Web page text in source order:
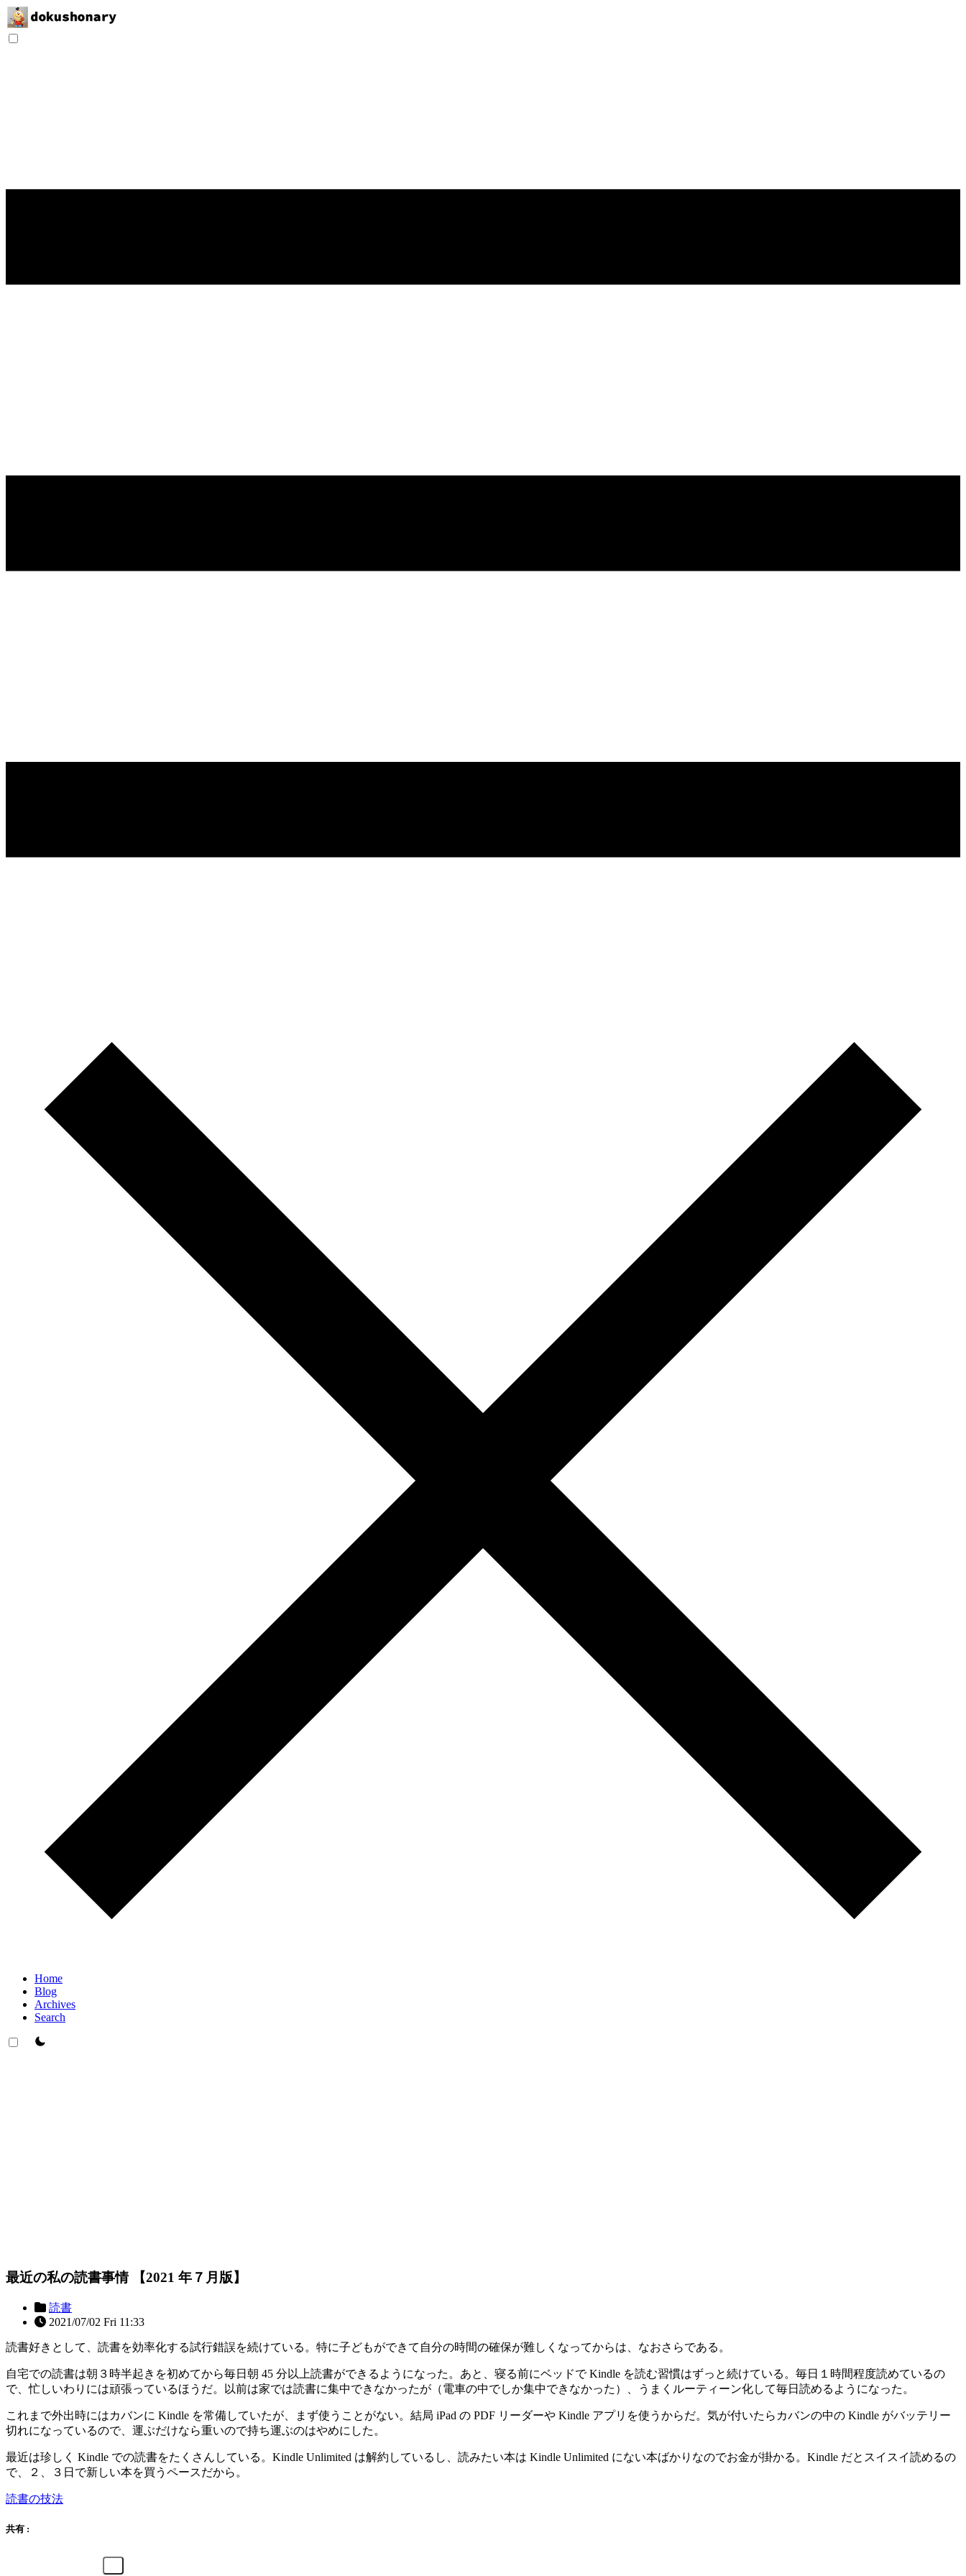
Home
Blog
Archives
Search
theme switcher
最近の私の読書事情 【2021 年７月版】
読書
2021/07/02 Fri 11:33
読書好きとして、読書を効率化する試行錯誤を続けている。特に子どもができて自分の時間の確保が難しくなってからは、なおさらである。
自宅での読書は朝３時半起きを初めてから毎日朝 45 分以上読書ができるようになった。あと、寝る前にベッドで Kindle を読む習慣はずっと続けている。毎日１時間程度読めているの
で、忙しいわりには頑張っているほうだ。以前は家では読書に集中できなかったが（電車の中でしか集中できなかった）、うまくルーティーン化して毎日読めるようになった。
これまで外出時にはカバンに Kindle を常備していたが、まず使うことがない。結局 iPad の PDF リーダーや Kindle アプリを使うからだ。気が付いたらカバンの中の Kindle がバッテリー
切れになっているので、運ぶだけなら重いので持ち運ぶのはやめにした。
最近は珍しく Kindle での読書をたくさんしている。Kindle Unlimited は解約しているし、読みたい本は Kindle Unlimited にない本ばかりなのでお金が掛かる。Kindle だとスイスイ読めるの
で、２、３日で新しい本を買うペースだから。
読書の技法
共有 :